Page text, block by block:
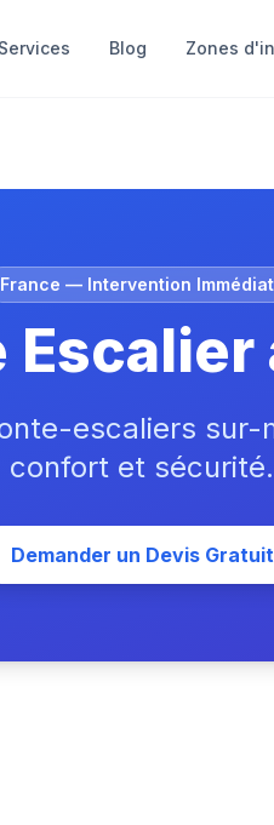
Blog Zones
France — Intervention
Escalier
escaliers sur-
confort et sécurité.
Demander un Devis Gratuit